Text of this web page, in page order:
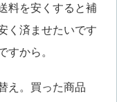
料を安くすると補
く済ませたいです
すから。
え。買った商品